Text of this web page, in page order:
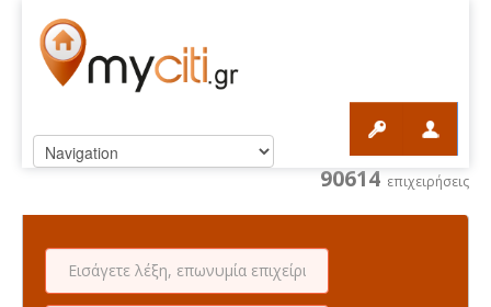
90614 επιχειρήσεις